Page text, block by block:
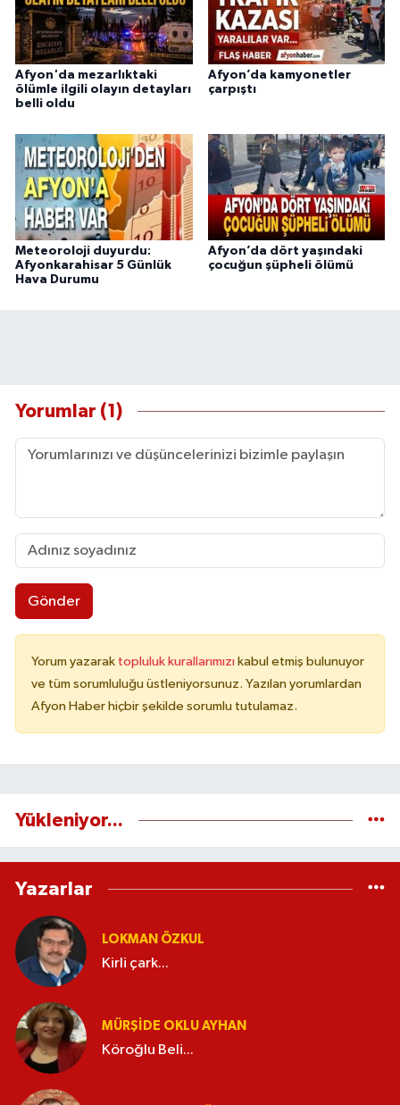
Afyon'da mezarlıktaki
ölümle ilgili olayın detayları
belli oldu
Afyon’da kamyonetler
çarpıştı
Meteoroloji duyurdu:
Afyonkarahisar 5 Günlük
Hava Durumu
Afyon’da dört yaşındaki
çocuğun şüpheli ölümü
Yorumlar (1)
Gönder
Yorum yazarak topluluk kurallarımızı kabul etmiş bulunuyor
ve tüm sorumluluğu üstleniyorsunuz. Yazılan yorumlardan
Afyon Haber hiçbir şekilde sorumlu tutulamaz.
Yükleniyor...
Yazarlar
LOKMAN ÖZKUL
Kirli çark...
MÜRŞIDE OKLU AYHAN
Köroğlu Beli...